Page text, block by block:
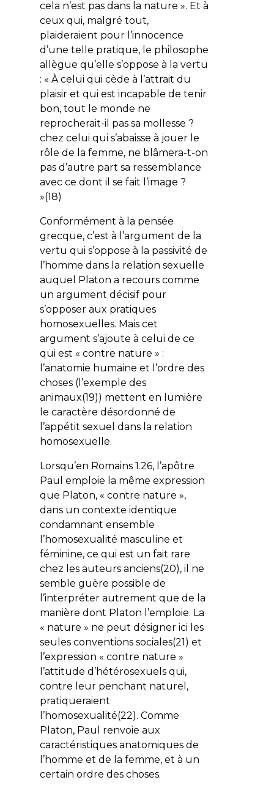
cela n’est pas dans la nature ». Et à
ceux qui, malgré tout,
plaideraient pour l’innocence
d’une telle pratique, le philosophe
allègue qu’elle s’oppose à la vertu
: « À celui qui cède à l’attrait du
plaisir et qui est incapable de tenir
bon, tout le monde ne
reprocherait-il pas sa mollesse ?
chez celui qui s’abaisse à jouer le
rôle de la femme, ne blâmera-t-on
pas d’autre part sa ressemblance
avec ce dont il se fait l’image ?
»(18)
Conformément à la pensée
grecque, c’est à l’argument de la
vertu qui s’oppose à la passivité de
l’homme dans la relation sexuelle
auquel Platon a recours comme
un argument décisif pour
s’opposer aux pratiques
homosexuelles. Mais cet
argument s’ajoute à celui de ce
qui est « contre nature » :
l’anatomie humaine et l’ordre des
choses (l’exemple des
animaux(19)) mettent en lumière
le caractère désordonné de
l’appétit sexuel dans la relation
homosexuelle.
Lorsqu’en Romains 1.26, l’apôtre
Paul emploie la même expression
que Platon, « contre nature »,
dans un contexte identique
condamnant ensemble
l’homosexualité masculine et
féminine, ce qui est un fait rare
chez les auteurs anciens(20), il ne
semble guère possible de
l’interpréter autrement que de la
manière dont Platon l’emploie. La
« nature » ne peut désigner ici les
seules conventions sociales(21) et
l’expression « contre nature »
l’attitude d’hétérosexuels qui,
contre leurpenchant naturel,
pratiqueraient
l’homosexualité(22). Comme
Platon, Paul renvoie aux
caractéristiques anatomiques de
l’homme et de la femme, et à un
certain ordre des choses.